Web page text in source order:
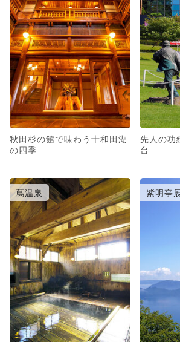
秋田杉の館で味わう十和田湖
の四季
先人の功
台
蔦温泉 紫明亭